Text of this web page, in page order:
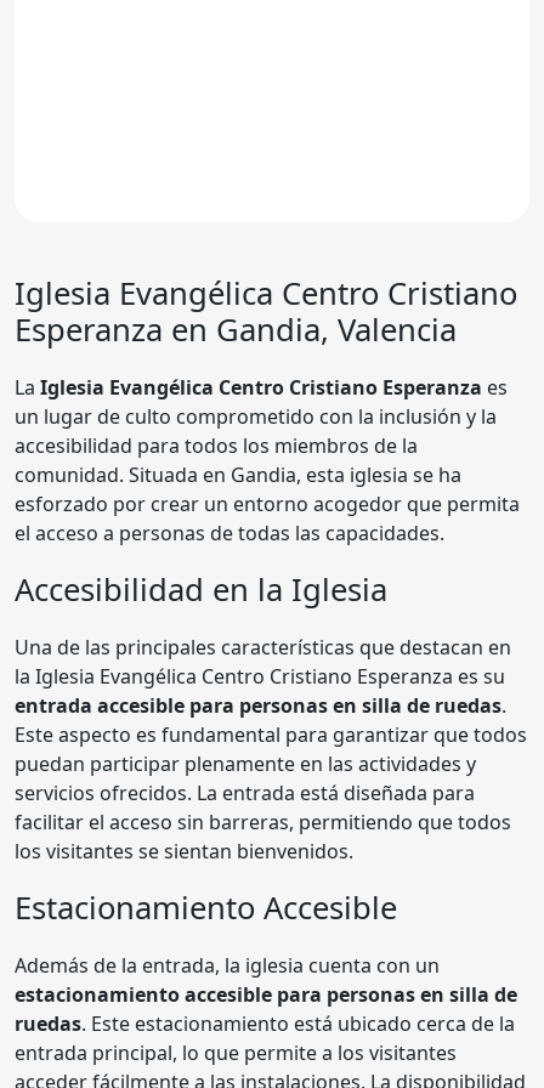
Iglesia Evangélica Centro Cristiano
Esperanza en Gandia, Valencia
La Iglesia Evangélica Centro Cristiano Esperanza es
un lugar de culto comprometido con la inclusión y la
accesibilidad para todos los miembros de la
comunidad. Situada en Gandia, esta iglesia se ha
esforzado por crear un entorno acogedor que permita
el acceso a personas de todas las capacidades.
Accesibilidad en la Iglesia
Una de las principales características que destacan en
la Iglesia Evangélica Centro Cristiano Esperanza es su
entrada accesible para personas en silla de ruedas.
Este aspecto es fundamental para garantizar que todos
puedan participar plenamente en las actividades y
servicios ofrecidos. La entrada está diseñada para
facilitar el acceso sin barreras, permitiendo que todos
los visitantes se sientan bienvenidos.
Estacionamiento Accesible
Además de la entrada, la iglesia cuenta con un
estacionamiento accesible para personas en silla de
ruedas. Este estacionamiento está ubicado cerca de la
entrada principal, lo que permite a los visitantes
acceder fácilmente a las instalaciones. La disponibilidad